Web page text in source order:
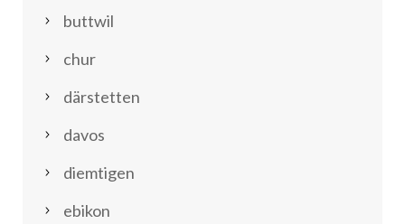
buttwil
chur
därstetten
davos
diemtigen
ebikon